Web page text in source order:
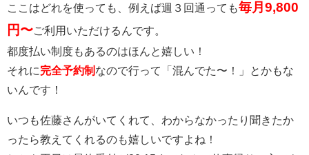
ここはどれを使っても、例えば週３回通っても毎月9,800
円〜ご利用いただけるんです。
都度払い制度もあるのはほんと嬉しい！
それに完全予約制 なので行って「混んでた〜！」とかもな
いんです！
いつも佐藤さんがいてくれて、わからなかったり聞きたか
ったら教えてくれるのも嬉しいですよね！